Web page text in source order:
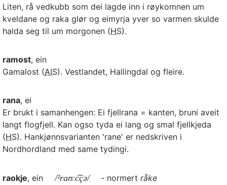
Liten, rå vedkubb som dei lagde inn i røykomnen um
kveldane og raka glør og eimyrja yver so varmen skulde
halda seg til um morgonen (HS).
ramost, ein
Gamalost (AIS). Vestlandet, Hallingdal og fleire.
rana, ei
Er brukt i samanhengen: Ei fjellrana = kanten, bruni aveit
langt flogfjell. Kan ogso tyda ei lang og smal fjellkjeda
(HS). Hankjønnsvarianten 'rane' er nedskriven i
Nordhordland med same tydingi.
raokje, ein /²raʊːc͡çə/ - normertråke